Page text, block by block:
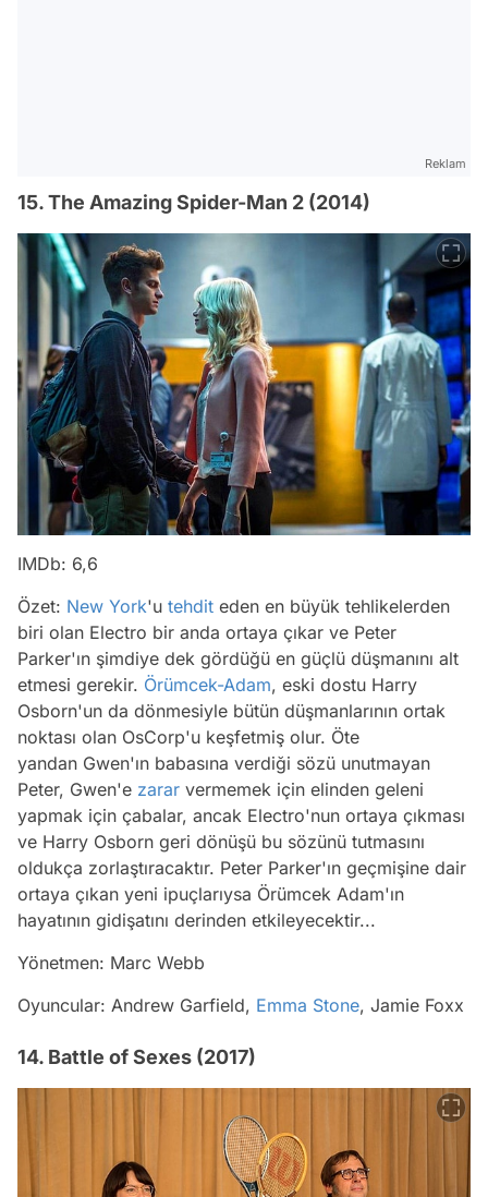
Reklam
15. The Amazing Spider-Man 2 (2014)
IMDb: 6,6
Özet: New York'u tehdit eden en büyük tehlikelerden
biri olan Electro bir anda ortaya çıkar ve Peter
Parker'ın şimdiye dek gördüğü en güçlü düşmanını alt
etmesi gerekir. Örümcek-Adam, eski dostu Harry
Osborn'un da dönmesiyle bütün düşmanlarının ortak
noktası olan OsCorp'u keşfetmiş olur. Öte
yandan Gwen'ın babasına verdiği sözü unutmayan
Peter, Gwen'e zarar vermemek için elinden geleni
yapmak için çabalar, ancak Electro'nun ortaya çıkması
ve Harry Osborn geri dönüşü bu sözünü tutmasını
oldukça zorlaştıracaktır. Peter Parker'ın geçmişine dair
ortaya çıkan yeni ipuçlarıysa Örümcek Adam'ın
hayatının gidişatını derinden etkileyecektir...
Yönetmen: Marc Webb
Oyuncular: Andrew Garfield, Emma Stone, Jamie Foxx
14. Battle of Sexes (2017)